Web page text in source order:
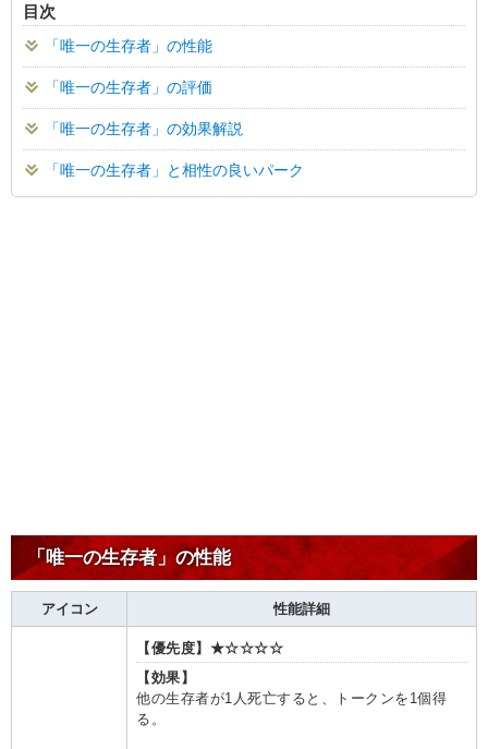
目次
「唯一の生存者」の性能
「唯一の生存者」の評価
「唯一の生存者」の効果解説
「唯一の生存者」と相性の良いパーク
「唯一の生存者」の性能
アイコン 性能詳細
【優先度】 ★☆☆☆☆
【効果】
他の生存者が1人死亡すると、トークンを1個得
る。